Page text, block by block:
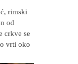
rimski
od
crkve se
vrti oko